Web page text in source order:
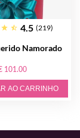
4.5 (219)
Namorado
101.00
AO CARRINHO